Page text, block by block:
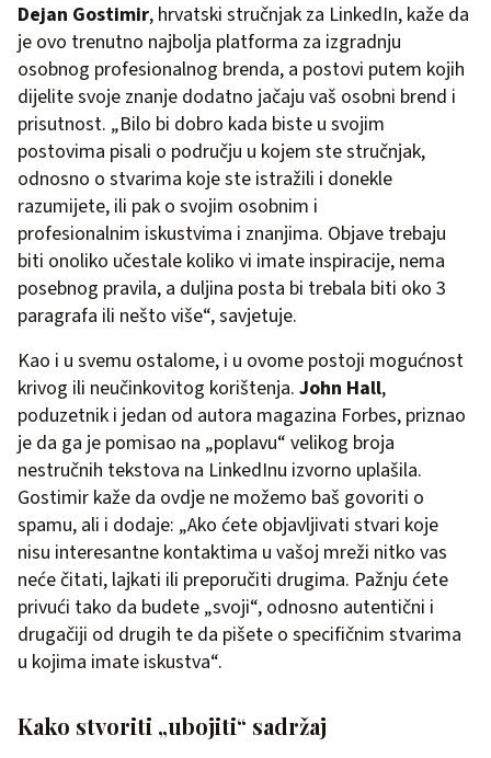
Dejan Gostimir, hrvatski stručnjak za LinkedIn, kaže da
je ovo trenutno najbolja platforma za izgradnju
osobnog profesionalnog brenda, a postovi putem kojih
dijelite svoje znanje dodatno jačaju vaš osobni brend i
prisutnost. „Bilo bi dobro kada biste u svojim
postovima pisali o području u kojem ste stručnjak,
odnosno o stvarima koje ste istražili i donekle
razumijete, ili pak o svojim osobnim i
profesionalnim iskustvima i znanjima. Objave trebaju
biti onoliko učestale koliko vi imate inspiracije, nema
posebnog pravila, a duljina posta bi trebala biti oko 3
paragrafa ili nešto više“, savjetuje.
Kao i u svemu ostalome, i u ovome postoji mogućnost
krivog ili neučinkovitog korištenja. John Hall,
poduzetnik i jedan od autora magazina Forbes, priznao
je da ga je pomisao na „poplavu“ velikog broja
nestručnih tekstova na LinkedInu izvorno uplašila.
Gostimir kaže da ovdje ne možemo baš govoriti o
spamu, ali i dodaje: „Ako ćete objavljivati stvari koje
nisu interesantne kontaktima u vašoj mreži nitko vas
neće čitati, lajkati ili preporučiti drugima. Pažnju ćete
privući tako da budete „svoji“, odnosno autentični i
drugačiji od drugih te da pišete o specifičnim stvarima
u kojima imate iskustva“.
Kako stvoriti „ubojiti“ sadržaj